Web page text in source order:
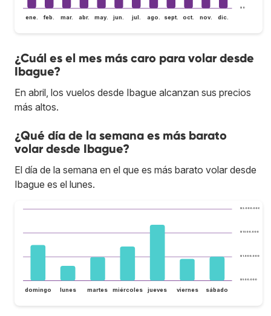
$ 0
ene. feb. mar. abr. may. jun. jul. ago. sept. oct. nov. dic.
¿Cuál es el mes más caro para volar desde
Ibague?
En abril, los vuelos desde Ibague alcanzan sus precios
más altos.
¿Qué día de la semana es más barato
volar desde Ibague?
El día de la semana en el que es más barato volar desde
Ibague es el lunes.
$ 500.000
$ 1.000.000
$ 1.500.000
$ 2.000.000
domingo lunes martes miércoles jueves viernes sábado